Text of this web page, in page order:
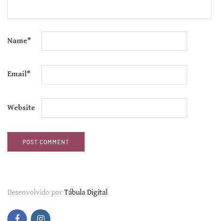
Name*
Email*
Website
Desenvolvido por Tábula Digital